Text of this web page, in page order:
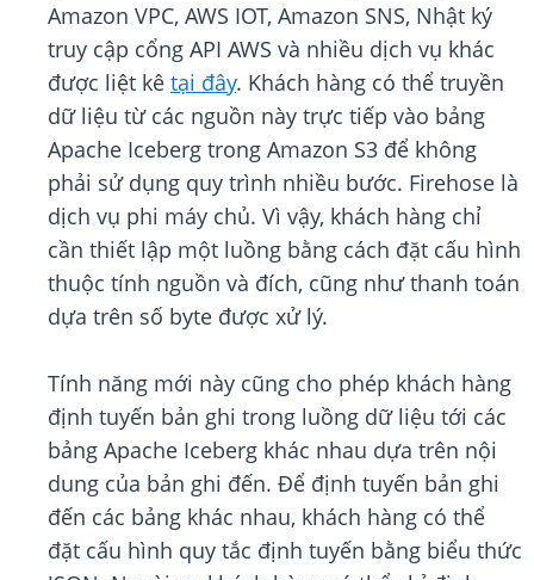
Amazon VPC, AWS IOT, Amazon SNS, Nhật ký
truy cập cổng API AWS và nhiều dịch vụ khác
được liệt kê tại đây. Khách hàng có thể truyền
dữ liệu từ các nguồn này trực tiếp vào bảng
Apache Iceberg trong Amazon S3 để không
phải sử dụng quy trình nhiều bước. Firehose là
dịch vụ phi máy chủ. Vì vậy, khách hàng chỉ
cần thiết lập một luồng bằng cách đặt cấu hình
thuộc tính nguồn và đích, cũng như thanh toán
dựa trên số byte được xử lý.
Tính năng mới này cũng cho phép khách hàng
định tuyến bản ghi trong luồng dữ liệu tới các
bảng Apache Iceberg khác nhau dựa trên nội
dung của bản ghi đến. Để định tuyến bản ghi
đến các bảng khác nhau, khách hàng có thể
đặt cấu hình quy tắc định tuyến bằng biểu thức